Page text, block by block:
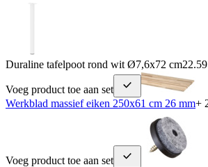
Duraline tafelpoot rond wit Ø7,6x72 cm22.59
Voeg product toe aan set
Werkblad massief eiken 250x61 cm 26 mm+
Voeg product toe aan set